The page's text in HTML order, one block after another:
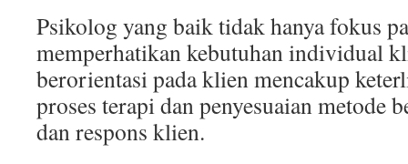
Psikolog yang baik tidak hanya fokus
memperhatikan kebutuhan individual
berorientasi pada klien mencakup
proses terapi dan penyesuaian metode
dan respons klien.